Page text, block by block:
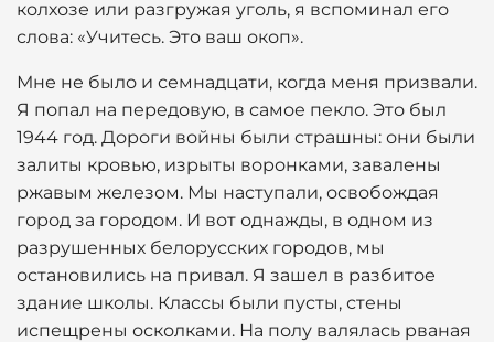
колхозе или разгружая уголь, я вспоминал его
слова: «Учитесь. Это ваш окоп».
Мне не было и семнадцати, когда меня призвали.
Я попал на передовую, в самое пекло. Это был
1944 год. Дороги войны были страшны: они были
залиты кровью, изрыты воронками, завалены
ржавым железом. Мы наступали, освобождая
город за городом. И вот однажды, в одном из
разрушенных белорусских городов, мы
остановились на привал. Я зашел в разбитое
здание школы. Классы были пусты, стены
испещрены осколками. На полу валялась рваная